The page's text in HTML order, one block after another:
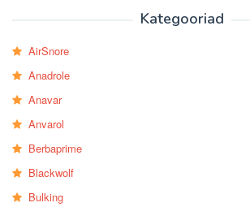
Kategooriad
AirSnore
Anadrole
Anavar
Anvarol
Berbaprime
Blackwolf
Bulking